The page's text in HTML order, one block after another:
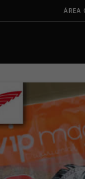
ÁREA